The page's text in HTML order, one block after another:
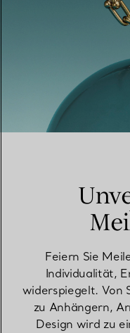
Feiern Sie
Individualität,
widerspiegelt. Von
zu Anhängern,
Design wird zu